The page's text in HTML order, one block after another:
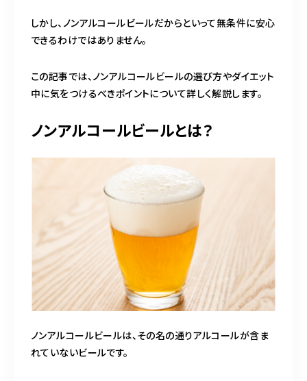
しかし、ノンアルコールビールだからといって無条件に安心
できるわけではありません。
この記事では、ノンアルコールビールの選び方やダイエット
中に気をつけるべきポイントについて詳しく解説します。
ノンアルコールビールとは？
ノンアルコールビールは、その名の通りアルコールが含ま
れていないビールです。